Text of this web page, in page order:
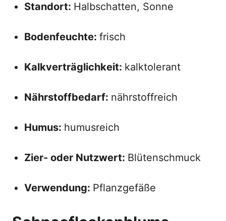
Standort: Halbschatten, Sonne
Bodenfeuchte: frisch
Kalkverträglichkeit: kalktolerant
Nährstoffbedarf: nährstoffreich
Humus: humusreich
Zier- oder Nutzwert: Blütenschmuck
Verwendung: Pflanzgefäße